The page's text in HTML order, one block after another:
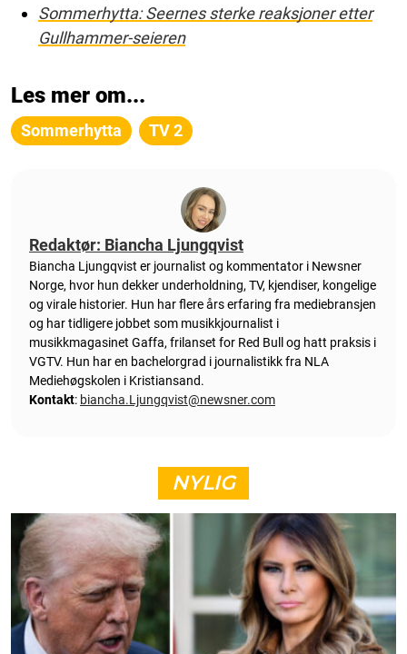
Sommerhytta: Seernes sterke reaksjoner etter
Gullhammer-seieren
Les mer om...
Sommerhytta TV 2
Redaktør: Biancha Ljungqvist
Biancha Ljungqvist er journalist og kommentator i Newsner
Norge, hvor hun dekker underholdning, TV, kjendiser, kongelige
og virale historier. Hun har flere års erfaring fra mediebransjen
og har tidligere jobbet som musikkjournalist i
musikkmagasinet Gaffa, frilanset for Red Bull og hatt praksis i
VGTV. Hun har en bachelorgrad i journalistikk fra NLA
Mediehøgskolen i Kristiansand.
Kontakt: biancha.Ljungqvist@newsner.com
NYLIG